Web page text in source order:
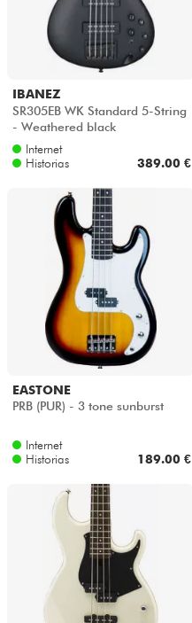
IBANEZ
SR305EB WK Standard 5-String
- Weathered black
Internet
Historias
389.00 €
EASTONE
PRB (PUR) - 3 tone sunburst
Internet
Historias
189.00 €